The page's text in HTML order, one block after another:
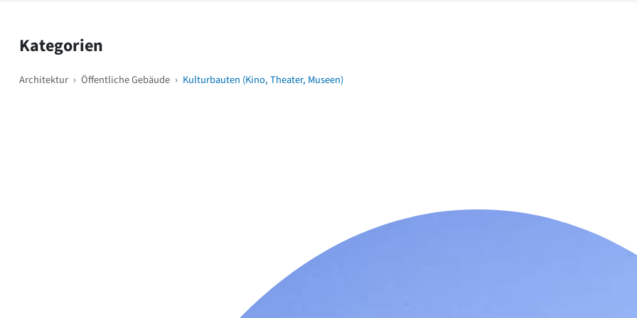
Kategorien
Architektur › Öffentliche Gebäude › Kulturbauten (Kino, Theater, Museen)